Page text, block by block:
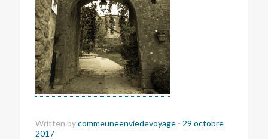
Written bycommeuneenviedevoyage - 29 octobre
2017